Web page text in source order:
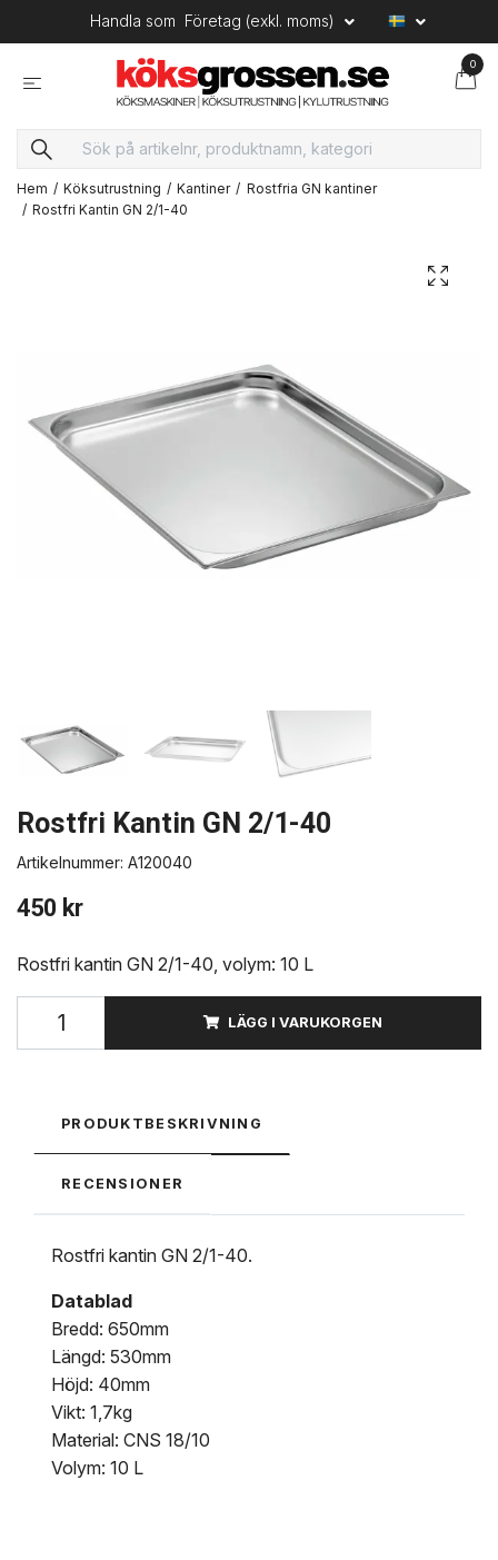
Handla som Företag (exkl. moms)
0
Hem Köksutrustning Kantiner
Rostfria GN kantiner
Rostfri Kantin GN 2/1-40
Rostfri Kantin GN 2/1-40
Artikelnummer: A120040
450 kr
Rostfri kantin GN 2/1-40, volym: 10 L
LÄGG I VARUKORGEN
PRODUKTBESKRIVNING
RECENSIONER
Rostfri kantin GN 2/1-40.
Datablad
Bredd: 650mm
Längd: 530mm
Höjd: 40mm
Vikt: 1,7kg
Material: CNS 18/10
Volym: 10 L